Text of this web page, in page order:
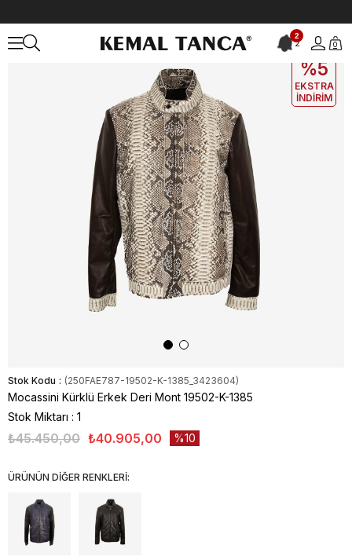
2
2 0
EKLE5
%5
EKSTRA
İNDİRİM
Stok Kodu (250FAE787-19502-K-1385_3423604)
Mocassini Kürklü Erkek Deri Mont 19502-K-1385
Stok Miktarı : 1
₺45.450,00 ₺40.905,00 10
ÜRÜNÜN DİĞER RENKLERİ: